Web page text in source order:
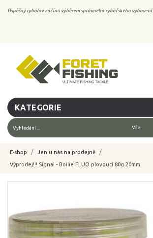
Úspěšný rybolov začíná výběrem správného rybářského vybavení.
KATEGORIE
E-shop Jen u nás na prodejně
Výprodej!!! Signal - Boilie FLUO plovoucí 80g 20mm